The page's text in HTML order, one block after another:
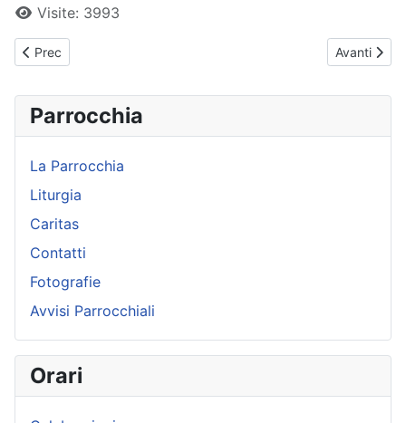
Visite: 3993
Articolo precedente: 24 - Il Matrimonio
Prec Articolo
Avanti
Parrocchia
La Parrocchia
Liturgia
Caritas
Contatti
Fotografie
Avvisi Parrocchiali
Orari